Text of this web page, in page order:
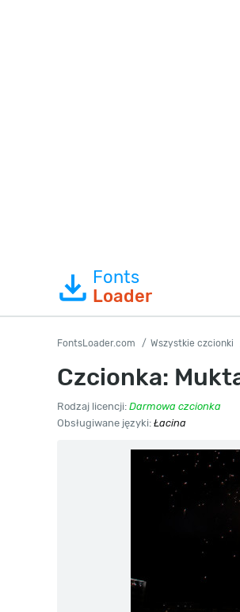
Fonts
Loader
FontsLoader.com Wszystkie czcionki
Czcionka:
Rodzaj licencji: Darmowa czcionka
Obsługiwane języki: Łacina